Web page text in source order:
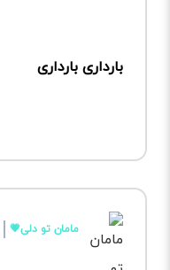
بارداری بارداری
مامان تو دلی💗